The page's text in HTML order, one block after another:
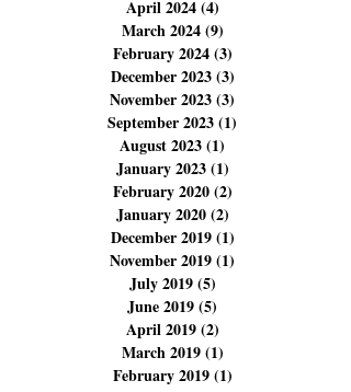
July 2024 (13)13 posts
June 2024(5)5 posts
April 2024(4)4 posts
March 2024(9)9 posts
February 2024 (3)3 posts
December 2023(3)
November 2023 (3)
September 2023 (1)
August 2023 (1)1 post
January 2023(1)1 post
February 2020 (2)2 posts
January 2020(2) 2 posts
December 2019
November 2019(1)
July 2019 (5)5 posts
June 2019(5)5 posts